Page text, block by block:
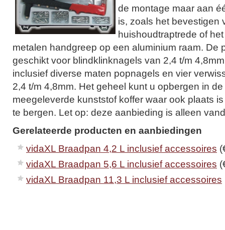
de montage maar aan
is, zoals het bevestigen
huishoudtraptrede of
metalen handgreep op een aluminium raam. De
geschikt voor blindklinknagels van 2,4 t/m
inclusief diverse maten popnagels en vier
2,4 t/m 4,8mm. Het geheel kunt u opbergen in
meegeleverde kunststof koffer waar ook plaats
te bergen. Let op: deze aanbieding is alleen
Gerelateerde producten en aanbiedingen
vidaXL Braadpan 4,2 L inclusief accessoires
vidaXL Braadpan 5,6 L inclusief accessoires
vidaXL Braadpan 11,3 L inclusief accessoires